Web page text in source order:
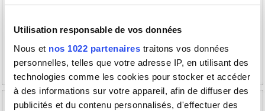
Utilisation responsable de vos données
Nous et nos 1022 partenaires traitons vos données
personnelles, telles que votre adresse IP, en utilisant des
technologies comme les cookies pour stocker et accéder
à des informations sur votre appareil, afin de diffuser des
publicités et du contenu personnalisés, d'effectuer des